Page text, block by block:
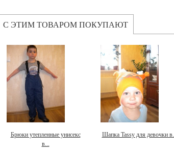
С ЭТИМ ТОВАРОМ ПОКУПАЮТ
Брюки утепленные унисекс
в...
Шапка Tassy для девочки в...